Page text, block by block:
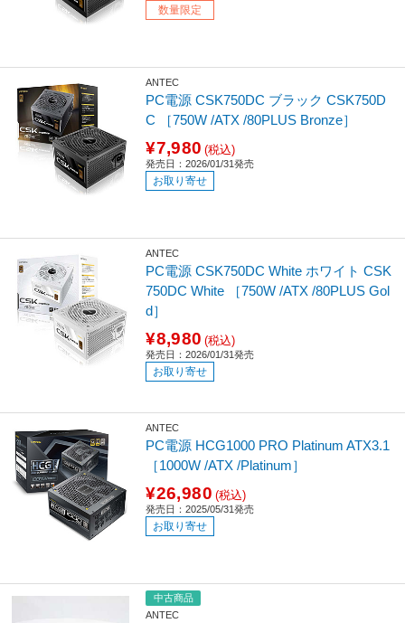
数量限定
ANTEC
PC電源 CSK750DC ブラック CSK750D
C ［750W /ATX /80PLUS Bronze］
¥7,980 (税込)
発売日：2026/01/31発売
お取り寄せ
ANTEC
PC電源 CSK750DC White ホワイト CSK
750DC White ［750W /ATX /80PLUS Gol
d］
¥8,980 (税込)
発売日：2026/01/31発売
お取り寄せ
ANTEC
PC電源 HCG1000 PRO Platinum ATX3.1
［1000W /ATX /Platinum］
¥26,980 (税込)
発売日：2025/05/31発売
お取り寄せ
中古商品
ANTEC